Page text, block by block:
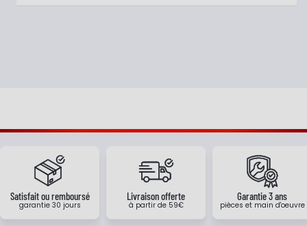
Satisfait ou remboursé
garantie 30 jours
Livraison offerte
à partir de 59€
Garantie 3 ans
pièces et main d'oeuvre